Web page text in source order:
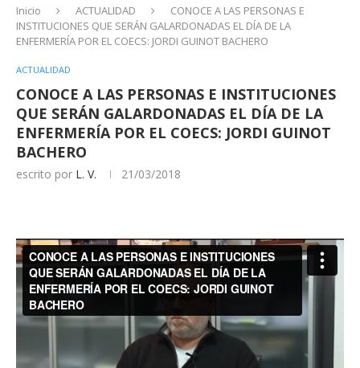
Inicio ACTUALIDAD
CONOCE A LAS PERSONAS E
INSTITUCIONES QUE SERÁN GALARDONADAS EL DÍA DE LA
ENFERMERÍA POR EL COECS: JORDI GUINOT BACHERO
ACTUALIDAD
CONOCE A LAS PERSONAS E INSTITUCIONES
QUE SERÁN GALARDONADAS EL DÍA DE LA
ENFERMERÍA POR EL COECS: JORDI GUINOT
BACHERO
escrito por L. V. 21/03/2018